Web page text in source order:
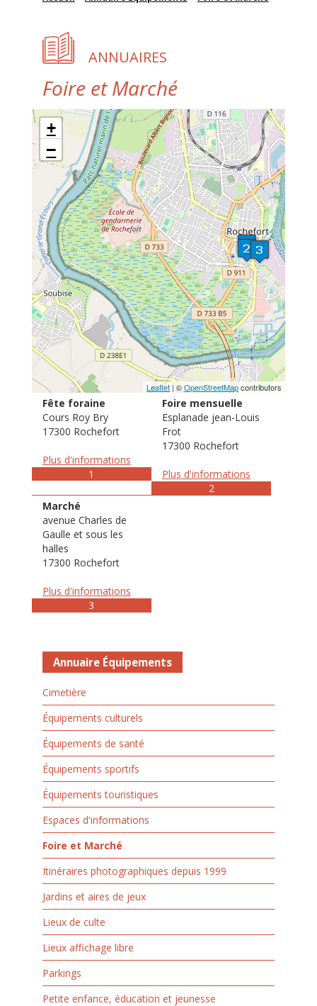
ANNUAIRES
Foire et Marché
+
−
Leaflet | ©OpenStreetMapcontributors
Fête foraine
Cours Roy Bry
17300 Rochefort
Plus d'informations
1
Foire mensuelle
Esplanade jean-Louis
Frot
17300 Rochefort
Plus d'informations
2
Marché
avenue Charles de
Gaulle et sous les
halles
17300 Rochefort
Plus d'informations
3
Annuaire Équipements
Cimetière
Équipements culturels
Équipements de santé
Équipements sportifs
Équipements touristiques
Espaces d'informations
Foire et Marché
Itinéraires photographiques depuis 1999
Jardins et aires de jeux
Lieux de culte
Lieux affichage libre
Parkings
Petite enfance, éducation et jeunesse